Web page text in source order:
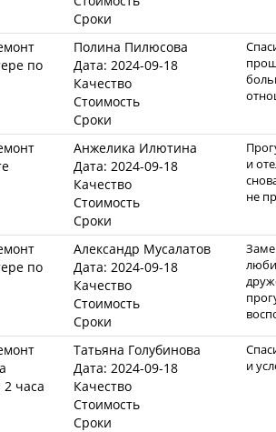
Сроки
Полина Пилюсова
Дата: 2024-09-18
Качество
Стоимость
Сроки
Анжелика Илютина
Дата: 2024-09-18
Качество
Стоимость
Сроки
и
не
Александр Мусалатов
Дата: 2024-09-18
Качество
Стоимость
Сроки
Татьяна Голубинова
Дата: 2024-09-18
Качество
Стоимость
Сроки
и